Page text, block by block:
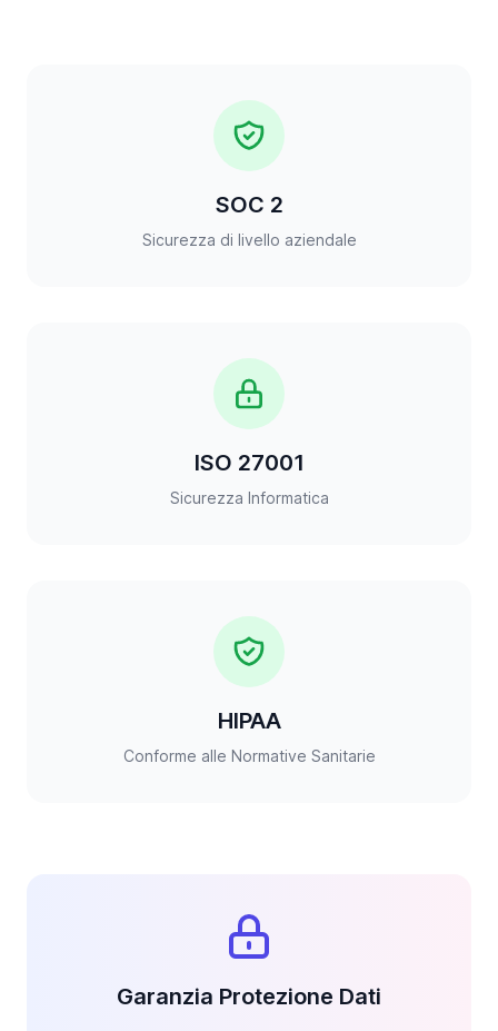
SOC 2
Sicurezza di livello aziendale
ISO 27001
Sicurezza Informatica
HIPAA
Conforme alle Normative Sanitarie
Garanzia Protezione Dati